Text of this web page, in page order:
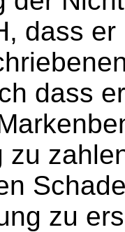
dass
dass
zu
zu